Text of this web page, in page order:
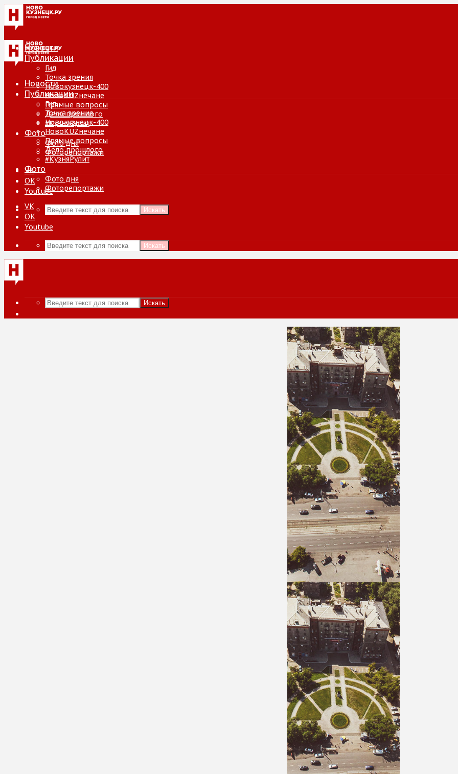
Новости
Публикации
Гид
Точка зрения
Новокузнецк-400
НовоKUZнечане
Прямые вопросы
Дело прошлого
#КузняРулит
Фото
Фото дня
Фоторепортажи
VK
ОК
Youtube
Искать
Новости
Публикации
Гид
Точка зрения
Новокузнецк-400
НовоKUZнечане
Прямые вопросы
Дело прошлого
#КузняРулит
Фото
Фото дня
Фоторепортажи
VK
ОК
Youtube
Искать
Искать